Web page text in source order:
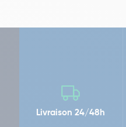
Livraison 24/48h